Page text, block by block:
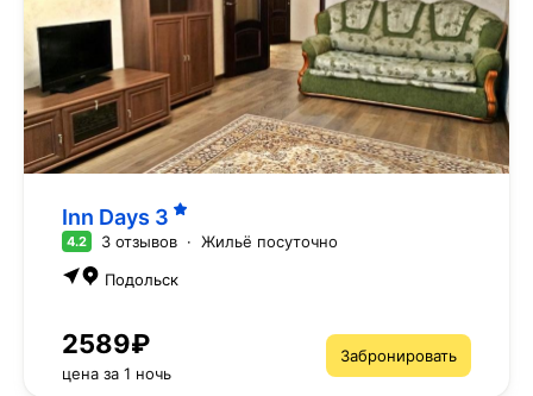
Inn Days 3
4.2 3 отзывов · Жильё посуточно
Подольск
2589₽
цена за 1 ночь
Забронировать